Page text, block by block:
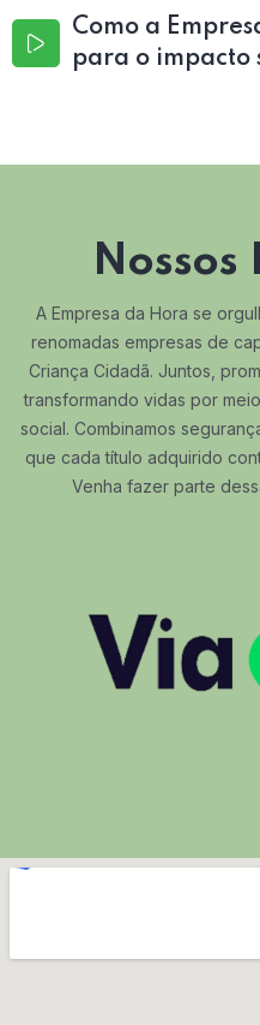
Como a
para o impacto
Nossos
A Empresa da Hora se
renomadas empresas de
Criança Cidadã. Juntos,
transformando vidas por
social. Combinamos
que cada título adquirido
Venha fazer parte